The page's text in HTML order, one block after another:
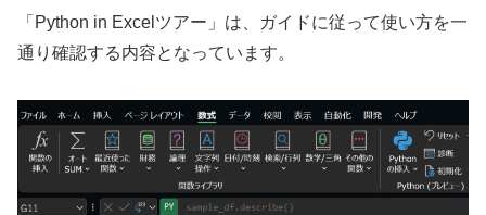
「Python in Excelツアー」は、ガイドに従って使い方を一
通り確認する内容となっています。